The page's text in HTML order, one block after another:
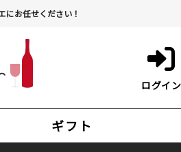
にお任せください！
ログイン
ギフト